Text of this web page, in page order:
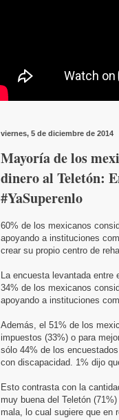
viernes, 5 de diciembre de 2014
Mayoría de los
dinero al Teletón:
#YaSuperenlo
60% de los mexicanos
apoyando a instituciones
crear su propio centro de
La encuesta levantada entre
34% de los mexicanos
apoyando a instituciones
Además, el 51% de los
impuestos (33%) o para
sólo 44% de los
con discapacidad. 1% dijo
Esto contrasta con la
muy buena del Teletón
mala, lo cual sugiere que en